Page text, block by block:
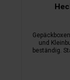
und
beständig.